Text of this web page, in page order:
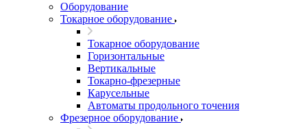
Оборудование
Токарное оборудование
Токарное оборудование
Горизонтальные
Вертикальные
Токарно-фрезерные
Карусельные
Автоматы продольного точения
Фрезерное оборудование